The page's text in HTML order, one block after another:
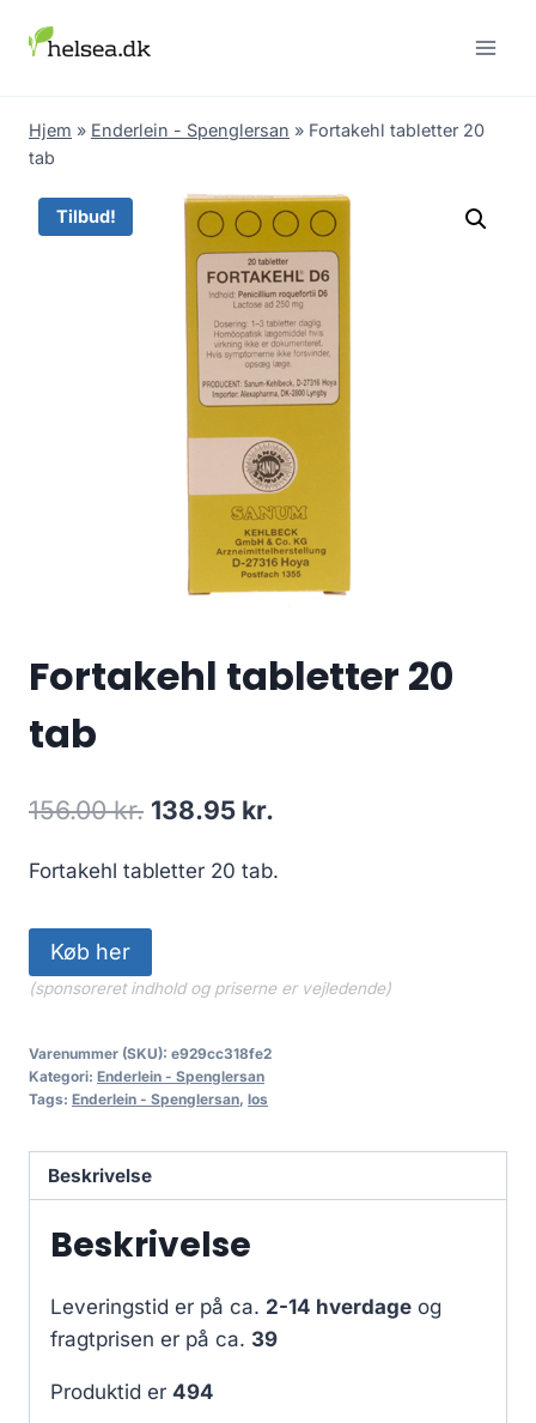
Hjem » Enderlein - Spenglersan » Fortakehl tabletter 20
tab
Tilbud!
Fortakehl tabletter 20
tab
156.00kr. Den
pris
var:
156.00 kr..
138.95 kr.
Fortakehl tabletter 20 tab.
Køb her
(sponsoreret indhold og priserne er vejledende)
Varenummer (SKU): e929cc318fe2
Kategori: Enderlein - Spenglersan
Tags: Enderlein - Spenglersan, los
Beskrivelse
Beskrivelse
Leveringstid er på ca. 2-14 hverdage og
fragtprisen er på ca. 39
Produktid er 494